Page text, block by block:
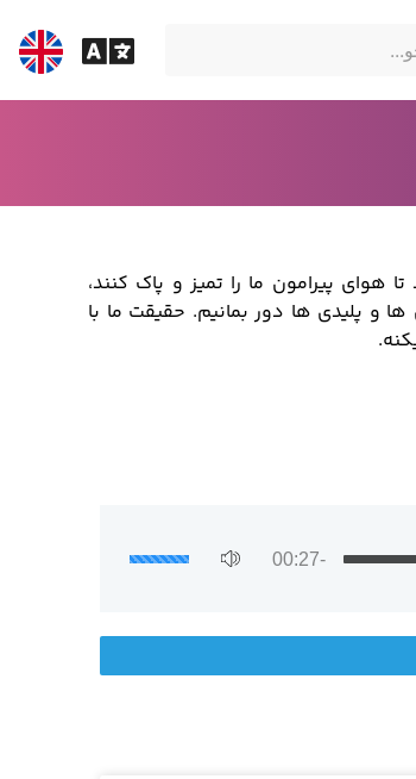
پیرامون ما را تمیز و پاک کنند،
و پلیدی ها دور بمانیم. حقیقت ما با
-00:27